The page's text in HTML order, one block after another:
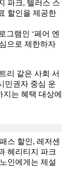
파크, 텔러스 스
할인을 제공한
그램인 ‘페어 엔
으로 제한하자
리 같은 사회 서
민권자 중심 운
는 혜택 대상에
스 할인, 레저센
헤리티지 파크
인에게는 제설